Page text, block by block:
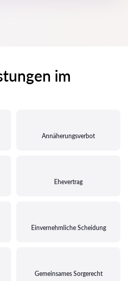
im
Annäherungsverbot
Ehevertrag
Einvernehmliche Scheidung
Gemeinsames Sorgerecht